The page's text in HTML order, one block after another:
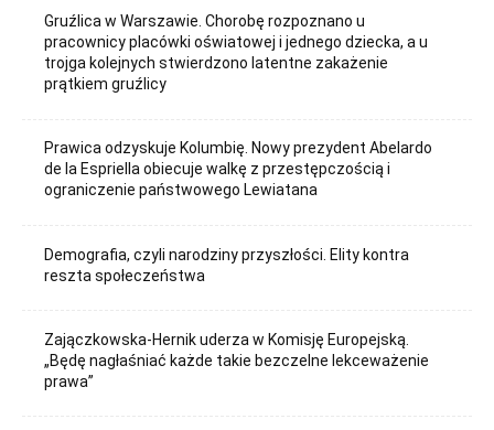
Gruźlica w Warszawie. Chorobę rozpoznano u
pracownicy placówki oświatowej i jednego dziecka, a u
trojga kolejnych stwierdzono latentne zakażenie
prątkiem gruźlicy
Prawica odzyskuje Kolumbię. Nowy prezydent Abelardo
de la Espriella obiecuje walkę z przestępczością i
ograniczenie państwowego Lewiatana
Demografia, czyli narodziny przyszłości. Elity kontra
reszta społeczeństwa
Zajączkowska-Hernik uderza w Komisję Europejską.
„Będę nagłaśniać każde takie bezczelne lekceważenie
prawa”